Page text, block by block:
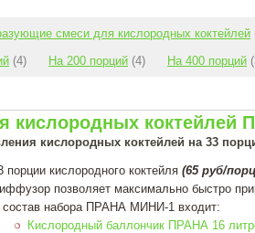
смеси для кислородных коктейлей
(4) На 200 порций (4) На 400 порций
кислородных
кислородных коктейлей на 33
порции кислородного коктейля (65 руб/
позволяет максимально быстро
состав набора ПРАНА МИНИ-1 входит:
Кислородный баллончик ПРАНА 16